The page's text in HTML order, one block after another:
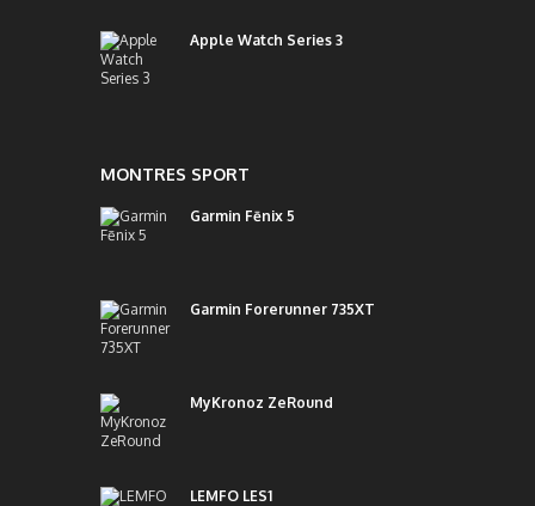
Apple Watch Series 3
MONTRES SPORT
Garmin Fēnix 5
Garmin Forerunner 735XT
MyKronoz ZeRound
LEMFO LES1